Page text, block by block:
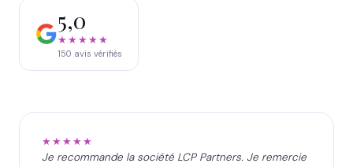
5,0
★★★★★
150 avis vérifiés
★★★★★
Je recommande la société LCP Partners. Je remercie